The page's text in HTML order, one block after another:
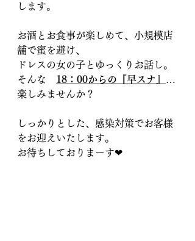
します。
お酒とお食事が楽しめて、小規模店
舗で蜜を避け、
ドレスの女の子とゆっくりお話し。
そんな 18：00からの『早スナ』
楽しみませんか？
しっかりとした、感染対策でお客様
をお迎えいたします。
お待ちしておりまーす❤